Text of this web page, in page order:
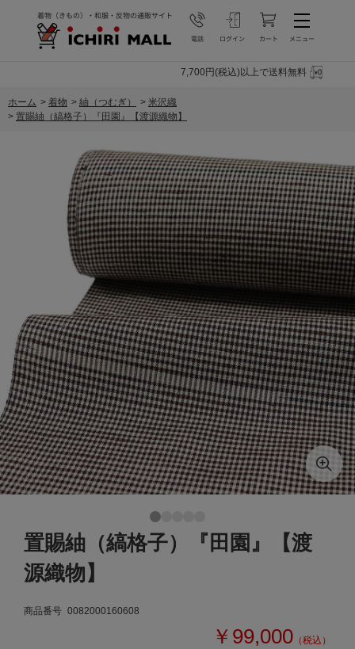
7,700円(税込)以上で送料無料
ホーム > 着物 > 紬（つむぎ） > 米沢織
> 置賜紬（縞格子）『田園』【渡源織物】
置賜紬（縞格子）『田園』【渡
源織物】
商品番号 0082000160608
￥99,000 （税込）